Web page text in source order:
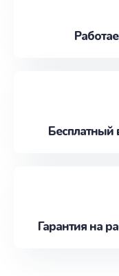
Бесплатный
Гарантия на